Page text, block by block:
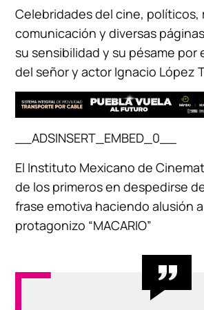
Celebridades del cine, políticos,
comunicación y diversas
su sensibilidad y su pésame por
del señor y actor Ignacio López
__ADSINSERT_EMBED_0__
El Instituto Mexicano de
de los primeros en despedirse
frase emotiva haciendo alusión
protagonizo “MACARIO”